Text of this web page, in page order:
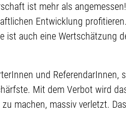
ist mehr als
Entwicklung
ist auch eine Wertschätzung
und ReferendarInnen,
Mit dem Verbot wird
machen, massiv verletzt.